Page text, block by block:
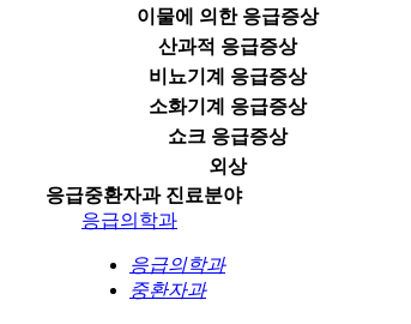
이물에 의한 응급증상
산과적 응급증상
비뇨기계 응급증상
소화기계 응급증상
쇼크 응급증상
외상
응급중환자과 진료분야
응급의학과
응급의학과
중환자과